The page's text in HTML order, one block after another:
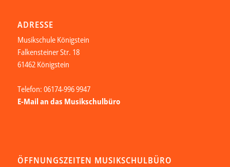
ADRESSE
Musikschule Königstein
Falkensteiner Str. 18
61462 Königstein
Telefon: 06174-996 9947
E-Mail an das Musikschulbüro
ÖFFNUNGSZEITEN MUSIKSCHULBÜRO